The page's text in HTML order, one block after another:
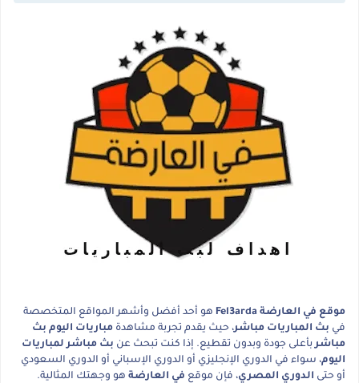
موقع في العارضة Fel3arda
هو أحد أفضل وأشهر المواقع المتخصصة
في بث المباريات مباشر، حيث يقدم تجربة مشاهدة مباريات اليوم بث
مباشربأعلى جودة وبدون تقطيع. إذا كنت تبحث عن بث مباشر لمباريات
اليوم، سواء في الدوري الإنجليزي أو الدوري الإسباني أو الدوري السعودي
أو حتى الدوري المصري، فإن موقع في العارضة هو وجهتك المثالية.